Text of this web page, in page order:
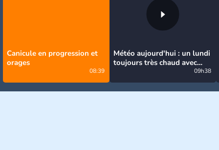
Canicule en progression et
orages
08:39
Météo aujourd'hui : un lundi
toujours très chaud avec
09h38